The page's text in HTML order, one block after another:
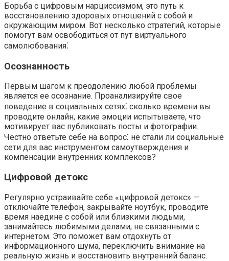
Борьба с цифровым нарциссизмом, это путь к
восстановлению здоровых отношений с собой и
окружающим миром.​ Вот несколько стратегий, которые
помогут вам освободиться от пут виртуального
самолюбования⁚
Осознанность
Первым шагом к преодолению любой проблемы
является ее осознание.​ Проанализируйте свое
поведение в социальных сетях⁚ сколько времени вы
проводите онлайн, какие эмоции испытываете, что
мотивирует вас публиковать посты и фотографии.
Честно ответьте себе на вопрос⁚ не стали ли социальные
сети для вас инструментом самоутверждения и
компенсации внутренних комплексов?​
Цифровой детокс
Регулярно устраивайте себе «цифровой детокс» —
отключайте телефон, закрывайте ноутбук, проводите
время наедине с собой или близкими людьми,
занимайтесь любимыми делами, не связанными с
интернетом. Это поможет вам отдохнуть от
информационного шума, переключить внимание на
реальную жизнь и восстановить внутренний баланс.​